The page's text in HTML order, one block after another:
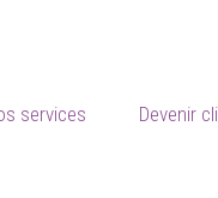
services Devenir